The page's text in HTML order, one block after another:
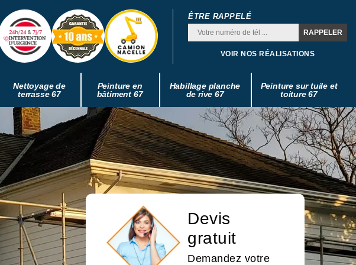
ÊTRE RAPPELÉ
VOIR NOS RÉALISATIONS
Nettoyage de
terrasse 67
Peinture en
bâtiment 67
Habillage planche
de rive 67
Peinture sur tuile et
toiture 67
Devis
gratuit
Demandez votre